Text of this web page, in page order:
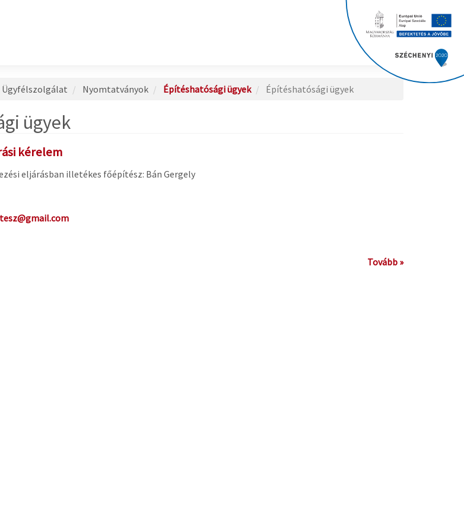
Ügyfélszolgálat Nyomtatványok Építéshatósági ügyek Építéshatósági ügyek
ügyek
kérelem
eljárásban illetékes főépítész: Bán Gergely
Tovább »